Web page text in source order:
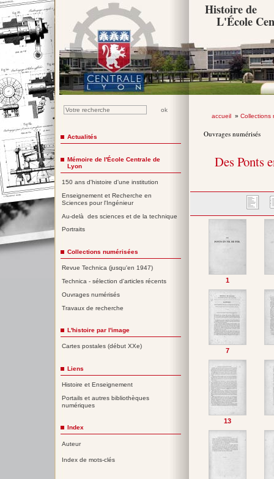
Histoire de
L'École
accueil» Collections
Ouvrages numérisés
Des Ponts
1
7
13
Actualités
Mémoire de l'École Centrale de
Lyon
150 ans d'histoire d'une institution
Enseignement et Recherche en
Sciences pour l'Ingénieur
Au-delà des sciences et de la technique
Portraits
Collections numérisées
Revue Technica (jusqu'en 1947)
Technica - sélection d'articles récents
Ouvrages numérisés
Travaux de recherche
L'histoire par l'image
Cartes postales (début XXe)
Liens
Histoire et Enseignement
Portails et autres bibliothèques
numériques
Index
Auteur
Index de mots-clés